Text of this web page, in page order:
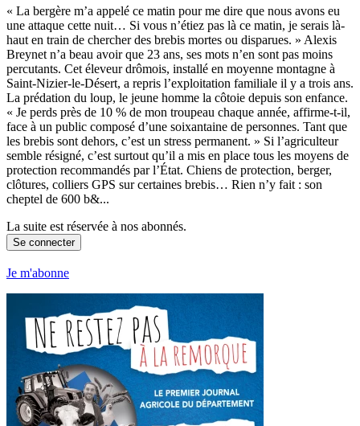
« La bergère m’a appelé ce matin pour me dire que nous avons eu
une attaque cette nuit… Si vous n’étiez pas là ce matin, je serais là-
haut en train de chercher des brebis mortes ou disparues. » Alexis
Breynet n’a beau avoir que 23 ans, ses mots n’en sont pas moins
percutants. Cet éleveur drômois, installé en moyenne montagne à
Saint-Nizier-le-Désert, a repris l’exploitation familiale il y a trois ans.
La prédation du loup, le jeune homme la côtoie depuis son enfance.
« Je perds près de 10 % de mon troupeau chaque année, affirme-t-il,
face à un public composé d’une soixantaine de personnes. Tant que
les brebis sont dehors, c’est un stress permanent. » Si l’agriculteur
semble résigné, c’est surtout qu’il a mis en place tous les moyens de
protection recommandés par l’État. Chiens de protection, berger,
clôtures, colliers GPS sur certaines brebis… Rien n’y fait : son
cheptel de 600 b&...
La suite est réservée à nos abonnés.
Se connecter
Je m'abonne